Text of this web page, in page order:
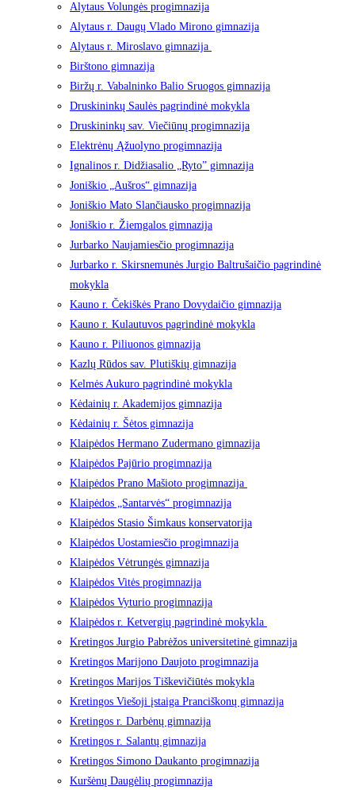
Alytaus Volungės progimnazija
Alytaus r. Daugų Vlado Mirono gimnazija
Alytaus r. Miroslavo gimnazija
Birštono gimnazija
Biržų r. Vabalninko Balio Sruogos gimnazija
Druskininkų Saulės pagrindinė mokykla
Druskininkų sav. Viečiūnų progimnazija
Elektrėnų Ąžuolyno progimnazija
Ignalinos r. Didžiasalio „Ryto” gimnazija
Joniškio „Aušros“ gimnazija
Joniškio Mato Slančiausko progimnazija
Joniškio r. Žiemgalos gimnazija
Jurbarko Naujamiesčio progimnazija
Jurbarko r. Skirsnemunės Jurgio Baltrušaičio pagrindinė
mokykla
Kauno r. Čekiškės Prano Dovydaičio gimnazija
Kauno r. Kulautuvos pagrindinė mokykla
Kauno r. Piliuonos gimnazija
Kazlų Rūdos sav. Plutiškių gimnazija
Kelmės Aukuro pagrindinė mokykla
Kėdainių r. Akademijos gimnazija
Kėdainių r. Šėtos gimnazija
Klaipėdos Hermano Zudermano gimnazija
Klaipėdos Pajūrio progimnazija
Klaipėdos Prano Mašioto progimnazija
Klaipėdos „Santarvės“ progimnazija
Klaipėdos Stasio Šimkaus konservatorija
Klaipėdos Uostamiesčio progimnazija
Klaipėdos Vėtrungės gimnazija
Klaipėdos Vitės progimnazija
Klaipėdos Vyturio progimnazija
Klaipėdos r. Ketvergių pagrindinė mokykla
Kretingos Jurgio Pabrėžos universitetinė gimnazija
Kretingos Marijono Daujoto progimnazija
Kretingos Marijos Tiškevičiūtės mokykla
Kretingos Viešoji įstaiga Pranciškonų gimnazija
Kretingos r. Darbėnų gimnazija
Kretingos r. Salantų gimnazija
Kretingos Simono Daukanto progimnazija
Kuršėnų Daugėlių progimnazija